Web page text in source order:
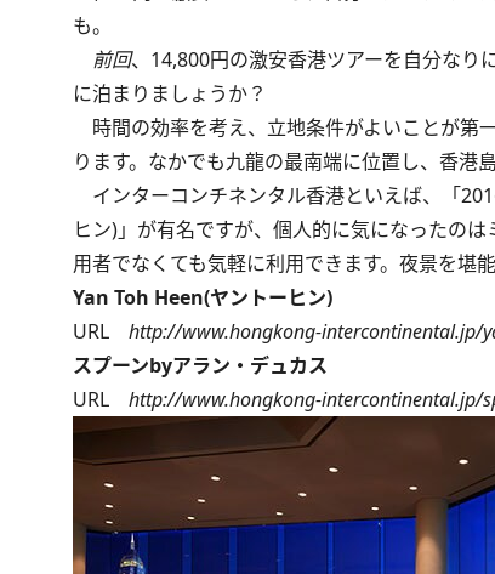
も。
前回、14,800円の激安香港ツアーを自分なり
に泊まりましょうか？
時間の効率を考え、立地条件がよいことが第
ります。なかでも九龍の最南端に位置し、香港
インターコンチネンタル香港といえば、「
ヒン)」が有名ですが、個人的に気になったの
用者でなくても気軽に利用できます。夜景を堪
Yan Toh Heen(ヤントーヒン)
URL http://www.hongkong-intercontinental.jp/
スプーンbyアラン・デュカス
URL http://www.hongkong-intercontinental.jp/